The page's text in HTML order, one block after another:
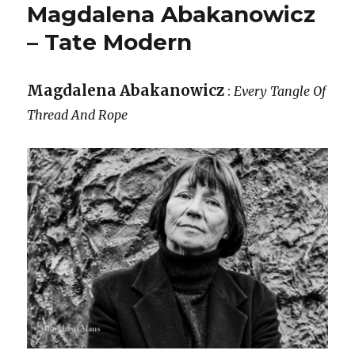
Magdalena Abakanowicz
– Tate Modern
Magdalena Abakanowicz :Every Tangle Of
Thread And Rope